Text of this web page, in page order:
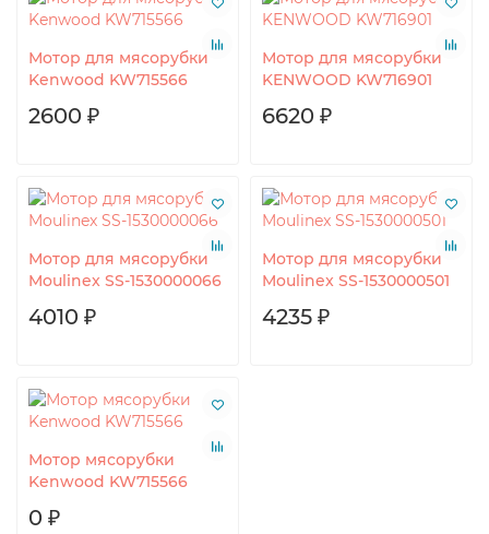
Мотор для мясорубки
Kenwood KW715566
2600 ₽
Мотор для мясорубки
KENWOOD KW716901
6620 ₽
Мотор для мясорубки
Moulinex SS-1530000066
4010 ₽
Мотор для мясорубки
Moulinex SS-1530000501
4235 ₽
Мотор мясорубки
Kenwood KW715566
0 ₽